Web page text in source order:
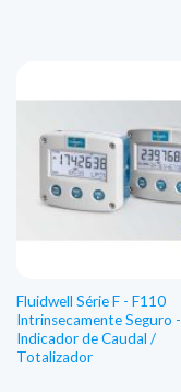
Fluidwell Série F - F110
Intrinsecamente Seguro -
Indicador de Caudal /
Totalizador